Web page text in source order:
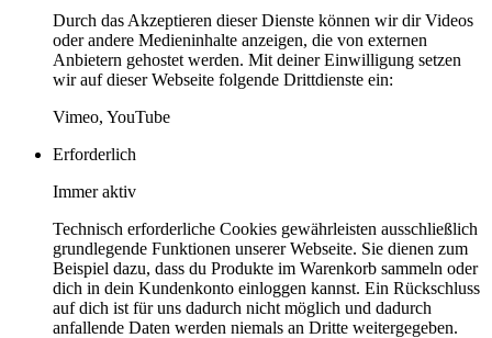
Durch das Akzeptieren dieser Dienste können wir dir Videos
oder andere Medieninhalte anzeigen, die von externen
Anbietern gehostet werden. Mit deiner Einwilligung setzen
wir auf dieser Webseite folgende Drittdienste ein:
Vimeo, YouTube
Erforderlich
Immer aktiv
Technisch erforderliche Cookies gewährleisten ausschließlich
grundlegende Funktionen unserer Webseite. Sie dienen zum
Beispiel dazu, dass du Produkte im Warenkorb sammeln oder
dich in dein Kundenkonto einloggen kannst. Ein Rückschluss
auf dich ist für uns dadurch nicht möglich und dadurch
anfallende Daten werden niemals an Dritte weitergegeben.